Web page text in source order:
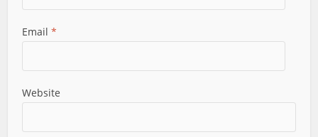
Email*
Website